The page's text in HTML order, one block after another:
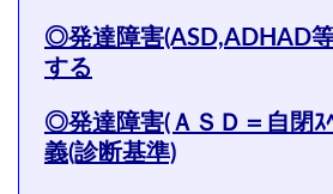
◎発達障害(ASD,ADHAD
する
◎発達障害(ＡＳＤ＝自閉ｽ
義(診断基準)